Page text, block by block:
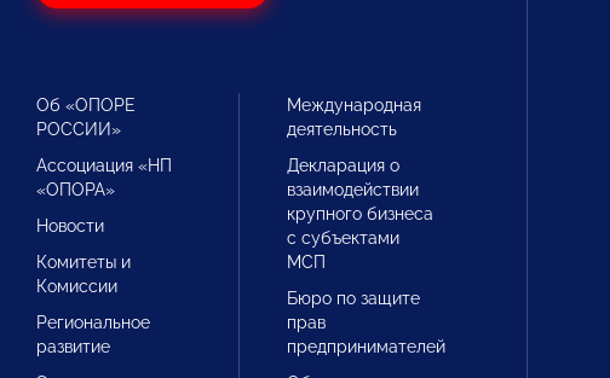
Об «ОПОРЕ
РОССИИ»
Ассоциация «НП
«ОПОРА»
Новости
Комитеты и
Комиссии
Региональное
развитие
Международная
деятельность
Декларация о
взаимодействии
крупного бизнеса
с субъектами
МСП
Бюро по защите
прав
предпринимателей